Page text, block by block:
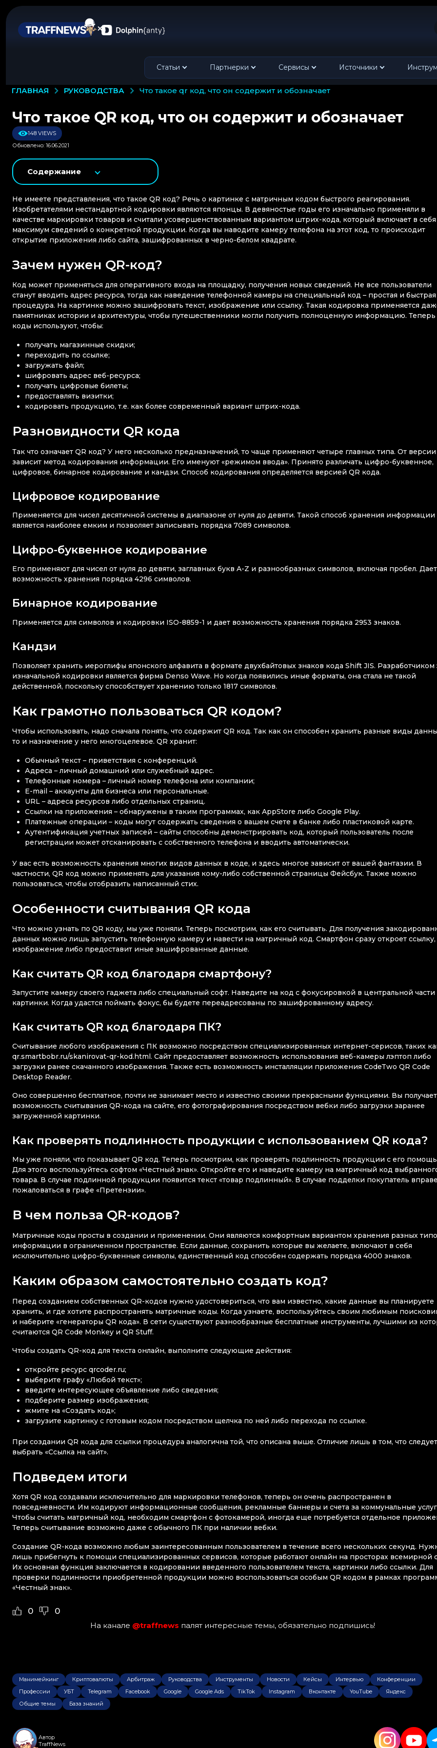
Статьи Партнерки Сервисы Источники
ГЛАВНАЯ РУКОВОДСТВА что такое qr код, что он содержит и обозначает
Что такое QR код, что он содержит и обозначает
148 VIEWS
Обновлено: 16.06.2021
Содержание
Не имеете представления, что такое QR код? Речь о картинке с матричным кодом быстрого реагирования.
Изобретателями нестандартной кодировки являются японцы. В девяностые годы его изначально применяли в
качестве маркировки товаров и считали усовершенствованным вариантом штрих-кода, который включает в себя
максимум сведений о конкретной продукции. Когда вы наводите камеру телефона на этот код, то происходит
открытие приложения либо сайта, зашифрованных в черно-белом квадрате.
Зачем нужен QR-код?
Код может применяться для оперативного входа на площадку, получения новых сведений. Не все пользователи
станут вводить адрес ресурса, тогда как наведение телефонной камеры на специальный код – простая и быстрая
процедура. На картинке можно зашифровать текст, изображение или ссылку. Такая кодировка применяется
памятниках истории и архитектуры, чтобы путешественники могли получить полноценную информацию. Теперь
коды используют, чтобы:
получать магазинные скидки;
переходить по ссылке;
загружать файл;
шифровать адрес веб-ресурса;
получать цифровые билеты;
предоставлять визитки;
кодировать продукцию, т.е. как более современный вариант штрих-кода.
Разновидности QR кода
Так что означает QR код? У него несколько предназначений, то чаще применяют четыре главных типа. От версии
зависит метод кодирования информации. Его именуют «режимом ввода». Принято различать цифро-буквенное,
цифровое, бинарное кодирование и кандзи. Способ кодирования определяется версией QR кода.
Цифровое кодирование
Применяется для чисел десятичной системы в диапазоне от нуля до девяти. Такой способ хранения информации
является наиболее емким и позволяет записывать порядка 7089 символов.
Цифро-буквенное кодирование
Его применяют для чисел от нуля до девяти, заглавных букв A-Z и разнообразных символов, включая пробел. Дает
возможность хранения порядка 4296 символов.
Бинарное кодирование
Применяется для символов и кодировки ISO-8859-1 и дает возможность хранения порядка 2953 знаков.
Кандзи
Позволяет хранить иероглифы японского алфавита в формате двухбайтовых знаков кода Shift JIS. Разработчиком
изначальной кодировки является фирма Denso Wave. Но когда появились иные форматы, она стала не такой
действенной, поскольку способствует хранению только 1817 символов.
Как грамотно пользоваться QR кодом?
Чтобы использовать, надо сначала понять, что содержит QR код. Так как он способен хранить разные виды
то и назначение у него многоцелевое. QR хранит:
Обычный текст – приветствия с конференций.
Адреса – личный домашний или служебный адрес.
Телефонные номера – личный номер телефона или компании;
E-mail – аккаунты для бизнеса или персональные.
URL – адреса ресурсов либо отдельных страниц.
Ссылки на приложения – обнаружены в таким программах, как AppStore либо Google Play.
Платежные операции – коды могут содержать сведения о вашем счете в банке либо пластиковой карте.
Аутентификация учетных записей – сайты способны демонстрировать код, который пользователь после
регистрации может отсканировать с собственного телефона и вводить автоматически.
У вас есть возможность хранения многих видов данных в коде, и здесь многое зависит от вашей фантазии. В
частности, QR код можно применять для указания кому-либо собственной страницы Фейсбук. Также можно
пользоваться, чтобы отобразить написанный стих.
Особенности считывания QR кода
Что можно узнать по QR коду, мы уже поняли. Теперь посмотрим, как его считывать. Для получения
данных можно лишь запустить телефонную камеру и навести на матричный код. Смартфон сразу откроет ссылку,
изображение либо предоставит иные зашифрованные данные.
Как считать QR код благодаря смартфону?
Запустите камеру своего гаджета либо специальный софт. Наведите на код с фокусировкой в центральной части
картинки. Когда удастся поймать фокус, бы будете переадресованы по зашифрованному адресу.
Как считать QR код благодаря ПК?
Считывание любого изображения с ПК возможно посредством специализированных интернет-серисов, таких
qr.smartbobr.ru/skanirovat-qr-kod.html. Сайт предоставляет возможность использования веб-камеры лэптоп либо
загрузки ранее скачанного изображения. Также есть возможность инсталляции приложения CodeTwo QR Code
Desktop Reader.
Оно совершенно бесплатное, почти не занимает место и известно своими прекрасными функциями. Вы
возможность считывания QR-кода на сайте, его фотографирования посредством вебки либо загрузки заранее
загруженной картинки.
Как проверять подлинность продукции с использованием QR кода?
Мы уже поняли, что показывает QR код. Теперь посмотрим, как проверять подлинность продукции с его
Для этого воспользуйтесь софтом «Честный знак». Откройте его и наведите камеру на матричный код
товара. В случае подлинной продукции появится текст «товар подлинный». В случае подделки покупатель вправе
пожаловаться в графе «Претензии».
В чем польза QR-кодов?
Матричные коды просты в создании и применении. Они являются комфортным вариантом хранения разных
информации в ограниченном пространстве. Если данные, сохранить которые вы желаете, включают в себя
исключительно цифро-буквенные символы, единственный код способен содержать порядка 4000 знаков.
Каким образом самостоятельно создать код?
Перед созданием собственных QR-кодов нужно удостовериться, что вам известно, какие данные вы планируете
хранить, и где хотите распространять матричные коды. Когда узнаете, воспользуйтесь своим любимым
и наберите «генераторы QR кода». В сети существуют разнообразные бесплатные инструменты, лучшими из
считаются QR Code Monkey и QR Stuff.
Чтобы создать QR-код для текста онлайн, выполните следующие действия:
откройте ресурс qrcoder.ru;
выберите графу «Любой текст»;
введите интересующее объявление либо сведения;
подберите размер изображения;
жмите на «Создать код»;
загрузите картинку с готовым кодом посредством щелчка по ней либо перехода по ссылке.
При создании QR кода для ссылки процедура аналогична той, что описана выше. Отличие лишь в том, что следует
выбрать «Ссылка на сайт».
Подведем итоги
Хотя QR код создавали исключительно для маркировки телефонов, теперь он очень распространен в
повседневности. Им кодируют информационные сообщения, рекламные баннеры и счета за коммунальные
Чтобы считать матричный код, необходим смартфон с фотокамерой, иногда еще потребуется отдельное
Теперь считывание возможно даже с обычного ПК при наличии вебки.
Создание QR-кода возможно любым заинтересованным пользователем в течение всего нескольких секунд.
лишь прибегнуть к помощи специализированных сервисов, которые работают онлайн на просторах всемирной
Их основная функция заключается в кодировании введенного пользователем текста, картинки либо ссылки. Для
проверки подлинности приобретенной продукции можно воспользоваться особым QR кодом в рамках
«Честный знак».
0 0
На канале @traffnews палят интересные темы, обязательно подпишись!
Манимейкинг Криптовалюты Арбитраж Руководства Инструменты Новости Кейсы Интервью
Конференции
Профессии
УБТ Telegram Facebook Google Google Ads TikTok Instagram Вконтакте YouTube
Яндекс
Общие темы
База знаний
Автор
TraffNews